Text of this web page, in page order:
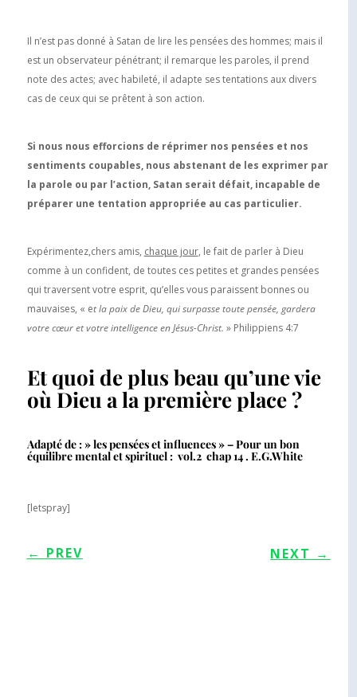
Il n’est pas donné à Satan de lire les pensées des hommes; mais il
est un observateur pénétrant; il remarque les paroles, il prend
note des actes; avec habileté, il adapte ses tentations aux divers
cas de ceux qui se prêtent à son action.
Si nous nous efforcions de réprimer nos pensées et nos
sentiments coupables, nous abstenant de les exprimer par
la parole ou par l’action, Satan serait défait, incapable de
préparer une tentation appropriée au cas particulier.
Expérimentez,chers amis, chaque jour, le fait de parler à Dieu
comme à un confident, de toutes ces petites et grandes pensées
qui traversent votre esprit, qu’elles vous paraissent bonnes ou
mauvaises, « et la paix de Dieu, qui surpasse toute pensée, gardera
votre cœur et votre intelligence en Jésus-Christ. » Philippiens 4:7
Et quoi de plus beau qu’une vie
où Dieu a la première place ?
Adapté de : » les pensées et influences » – Pour un bon
équilibre mental et spirituel : vol.2 chap 14 . E.G.White
[letspray]
← PREV NEXT →